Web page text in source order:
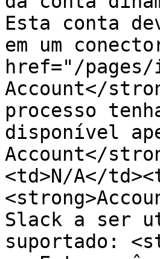
Esta conta
em um
href="/pages/
Account</
processo
disponível
Account</
<td>N/A</
Slack a ser
suportado: